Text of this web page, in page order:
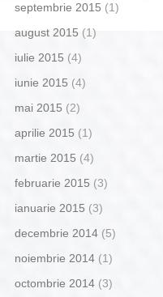
septembrie 2015 (1)
august 2015(1)
iulie 2015 (4)
iunie 2015 (4)
mai 2015 (2)
aprilie 2015 (1)
martie 2015 (4)
februarie 2015 (3)
ianuarie 2015 (3)
decembrie 2014(5)
noiembrie 2014(1)
octombrie 2014(3)